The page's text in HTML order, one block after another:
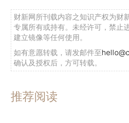
财新网所刊载内容之知识产权为财
专属所有或持有。未经许可，禁止
建立镜像等任何使用。
如有意愿转载，请发邮件至
确认及授权后，方可转载。
推荐阅读